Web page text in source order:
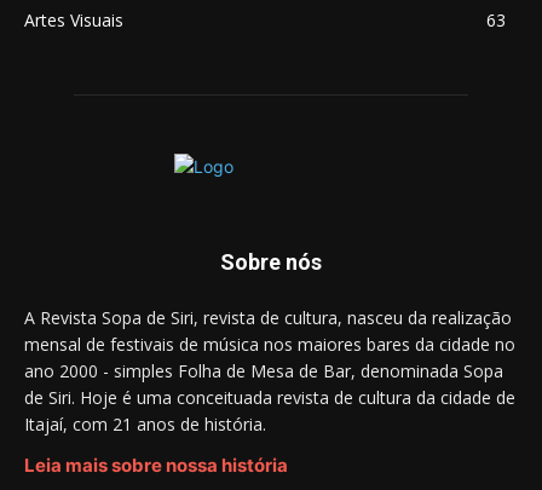
Artes Visuais
63
Sobre nós
A Revista Sopa de Siri, revista de cultura, nasceu da realização
mensal de festivais de música nos maiores bares da cidade no
ano 2000 - simples Folha de Mesa de Bar, denominada Sopa
de Siri. Hoje é uma conceituada revista de cultura da cidade de
Itajaí, com 21 anos de história.
Leia mais sobre nossa história